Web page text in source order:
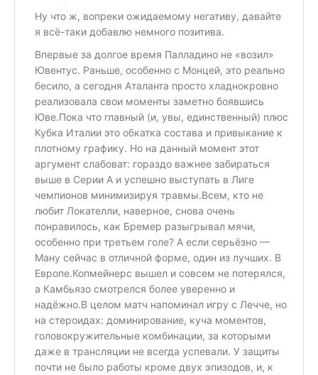
Ну что ж, вопреки ожидаемому негативу, давайте
я всё-таки добавлю немного позитива.
Впервые за долгое время Палладино не «возил»
Ювентус. Раньше, особенно с Монцей, это реально
бесило, а сегодня Аталанта просто хладнокровно
реализовала свои моменты заметно боявшись
Юве.Пока что главный (и, увы, единственный) плюс
Кубка Италии это обкатка состава и привыкание к
плотному графику. Но на данный момент этот
аргумент слабоват: гораздо важнее забираться
выше в Серии A и успешно выступать в Лиге
чемпионов минимизируя травмы.Всем, кто не
любит Локателли, наверное, снова очень
понравилось, как Бремер разыгрывал мячи,
особенно при третьем голе? А если серьёзно —
Ману сейчас в отличной форме, один из лучших. В
Европе.Копмейнерс вышел и совсем не потерялся,
а Камбьязо смотрелся более уверенно и
надёжно.В целом матч напоминал игру с Лечче, но
на стероидах: доминирование, куча моментов,
головокружительные комбинации, за которыми
даже в трансляции не всегда успевали. У защиты
почти не было работы кроме двух эпизодов, и, к